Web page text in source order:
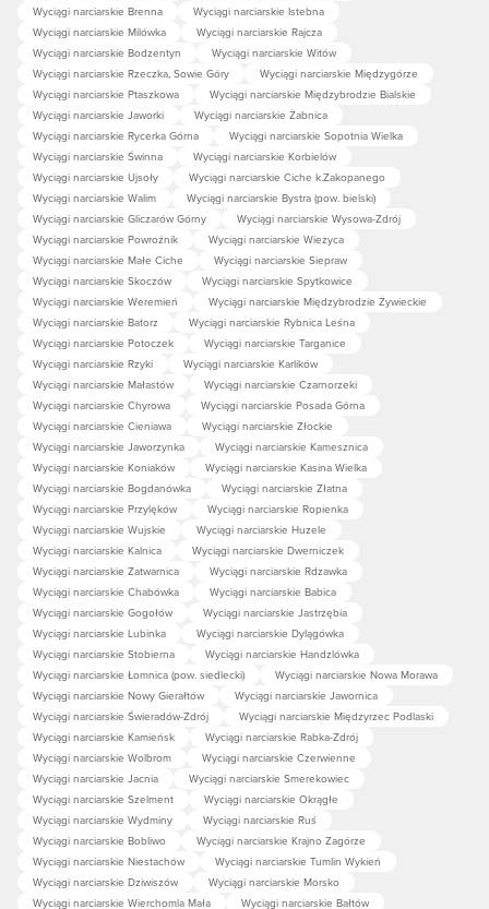
Wyciągi narciarskie Brenna
Wyciągi narciarskie Istebna
Wyciągi narciarskie Milówka
Wyciągi narciarskie Rajcza
Wyciągi narciarskie Bodzentyn
Wyciągi narciarskie Witów
Wyciągi narciarskie Rzeczka, Sowie Góry
Wyciągi narciarskie Międzygórze
Wyciągi narciarskie Ptaszkowa
Wyciągi narciarskie Międzybrodzie Bialskie
Wyciągi narciarskie Jaworki
Wyciągi narciarskie Żabnica
Wyciągi narciarskie Rycerka Górna
Wyciągi narciarskie Sopotnia Wielka
Wyciągi narciarskie Świnna
Wyciągi narciarskie Korbielów
Wyciągi narciarskie Ujsoły
Wyciągi narciarskie Ciche k.Zakopanego
Wyciągi narciarskie Walim
Wyciągi narciarskie Bystra (pow. bielski)
Wyciągi narciarskie Gliczarów Górny
Wyciągi narciarskie Wysowa-Zdrój
Wyciągi narciarskie Powroźnik
Wyciągi narciarskie Wieżyca
Wyciągi narciarskie Małe Ciche
Wyciągi narciarskie Siepraw
Wyciągi narciarskie Skoczów
Wyciągi narciarskie Spytkowice
Wyciągi narciarskie Weremień
Wyciągi narciarskie Międzybrodzie Żywieckie
Wyciągi narciarskie Batorz
Wyciągi narciarskie Rybnica Leśna
Wyciągi narciarskie Potoczek
Wyciągi narciarskie Targanice
Wyciągi narciarskie Rzyki
Wyciągi narciarskie Karlików
Wyciągi narciarskie Małastów
Wyciągi narciarskie Czarnorzeki
Wyciągi narciarskie Chyrowa
Wyciągi narciarskie Posada Górna
Wyciągi narciarskie Cieniawa
Wyciągi narciarskie Złockie
Wyciągi narciarskie Jaworzynka
Wyciągi narciarskie Kamesznica
Wyciągi narciarskie Koniaków
Wyciągi narciarskie Kasina Wielka
Wyciągi narciarskie Bogdanówka
Wyciągi narciarskie Złatna
Wyciągi narciarskie Przylęków
Wyciągi narciarskie Ropienka
Wyciągi narciarskie Wujskie
Wyciągi narciarskie Huzele
Wyciągi narciarskie Kalnica
Wyciągi narciarskie Dwerniczek
Wyciągi narciarskie Zatwarnica
Wyciągi narciarskie Rdzawka
Wyciągi narciarskie Chabówka
Wyciągi narciarskie Babica
Wyciągi narciarskie Gogołów
Wyciągi narciarskie Jastrzębia
Wyciągi narciarskie Lubinka
Wyciągi narciarskie Dylągówka
Wyciągi narciarskie Stobierna
Wyciągi narciarskie Handzlówka
Wyciągi narciarskie Łomnica (pow. siedlecki)
Wyciągi narciarskie Nowa Morawa
Wyciągi narciarskie Nowy Gierałtów
Wyciągi narciarskie Jawornica
Wyciągi narciarskie Świeradów-Zdrój
Wyciągi narciarskie Międzyrzec Podlaski
Wyciągi narciarskie Kamieńsk
Wyciągi narciarskie Rabka-Zdrój
Wyciągi narciarskie Wolbrom
Wyciągi narciarskie Czerwienne
Wyciągi narciarskie Jacnia
Wyciągi narciarskie Smerekowiec
Wyciągi narciarskie Szelment
Wyciągi narciarskie Okrągłe
Wyciągi narciarskie Wydminy
Wyciągi narciarskie Ruś
Wyciągi narciarskie Bobliwo
Wyciągi narciarskie Krajno Zagórze
Wyciągi narciarskie Niestachów
Wyciągi narciarskie Tumlin Wykień
Wyciągi narciarskie Dziwiszów
Wyciągi narciarskie Morsko
Wyciągi narciarskie Wierchomla Mała
Wyciągi narciarskie Bałtów